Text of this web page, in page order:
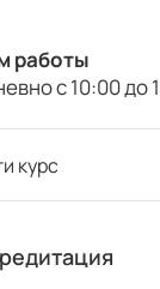
работы
с 10:00 до